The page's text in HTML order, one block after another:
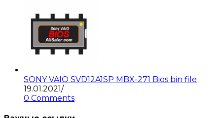
SONY VAIO SVD12A1SP MBX-271 Bios bin file
19.01.2021/
0 Comments